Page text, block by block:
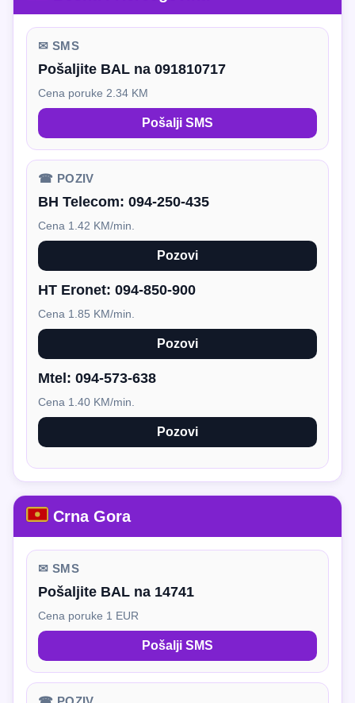
✉ SMS
Pošaljite BAL na 091810717
Cena poruke 2.34 KM
Pošalji SMS
☎ POZIV
BH Telecom: 094-250-435
Cena 1.42 KM/min.
Pozovi
HT Eronet: 094-850-900
Cena 1.85 KM/min.
Pozovi
Mtel: 094-573-638
Cena 1.40 KM/min.
Pozovi
Crna Gora
✉ SMS
Pošaljite BAL na 14741
Cena poruke 1 EUR
Pošalji SMS